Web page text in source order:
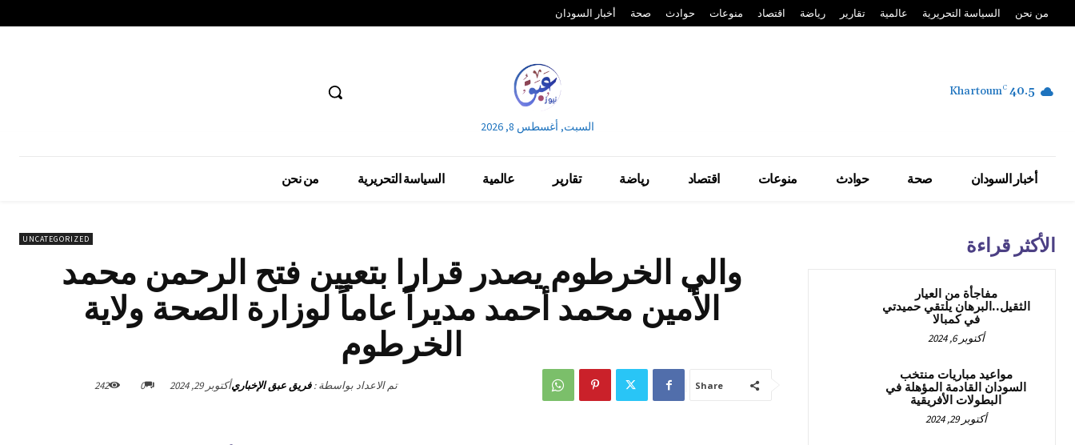
أخبار السودان صحة حوادث منوعات اقتصاد رياضة تقارير عالمية السياسة التحريرية من نحن
40.5
C
Khartoum
السبت, أغسطس 8, 2026
أخبار السودان صحة حوادث منوعات اقتصاد رياضة تقارير عالمية السياسة التحريرية من نحن
UNCATEGORIZED
والي الخرطوم يصدر قرارا بتعيين فتح الرحمن محمد
الأمين محمد أحمد مديراً عاماً لوزارة الصحة ولاية
الخرطوم
تم الاعداد بواسطة : فريق عبق الإخباريأكتوبر 29, 2024 0
242 Share
الأكثر قراءة
مفاجأة من العيار
الثقيل..البرهان يلتقي حميدتي
في كمبالا
أكتوبر 6, 2024
مواعيد مباريات منتخب
السودان القادمة المؤهلة في
البطولات الأفريقية
أكتوبر 29, 2024